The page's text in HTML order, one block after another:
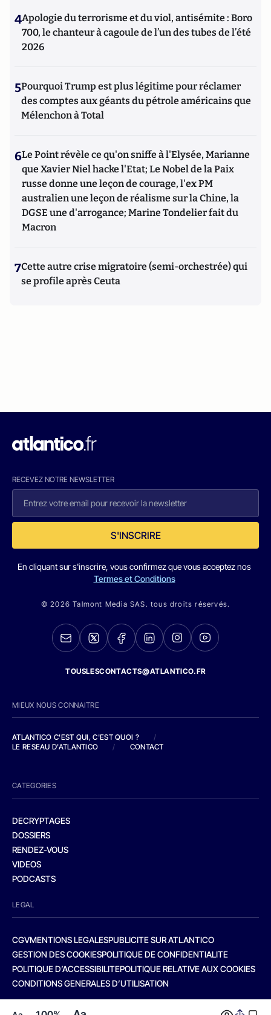
4Apologie du terrorisme et du viol, antisémite : Boro
700, le chanteur à cagoule de l’un des tubes de l’été
2026
5Pourquoi Trump est plus légitime pour réclamer
des comptes aux géants du pétrole américains que
Mélenchon à Total
6Le Point révèle ce qu'on sniffe à l'Elysée, Marianne
que Xavier Niel hacke l'Etat; Le Nobel de la Paix
russe donne une leçon de courage, l'ex PM
australien une leçon de réalisme sur la Chine, la
DGSE une d'arrogance; Marine Tondelier fait du
Macron
7Cette autre crise migratoire (semi-orchestrée) qui
se profile après Ceuta
RECEVEZ NOTRE NEWSLETTER
S'INSCRIRE
En cliquant sur s'inscrire, vous confirmez que vous acceptez nos
Termes et Conditions
© 2026 Talmont Media SAS. tous droits réservés.
TOUSLESCONTACTS@ATLANTICO.FR
MIEUX NOUS CONNAITRE
ATLANTICO C'EST QUI, C'EST QUOI ?
/
LE RESEAU D'ATLANTICO
/ CONTACT
CATEGORIES
DECRYPTAGES
DOSSIERS
RENDEZ-VOUS
VIDEOS
PODCASTS
LEGAL
CGVMENTIONS LEGALESPUBLICITE SUR ATLANTICO
GESTION DES COOKIESPOLITIQUE DE CONFIDENTIALITE
POLITIQUE D’ACCESSIBILITEPOLITIQUE RELATIVE AUX COOKIES
CONDITIONS GENERALES D’UTILISATION